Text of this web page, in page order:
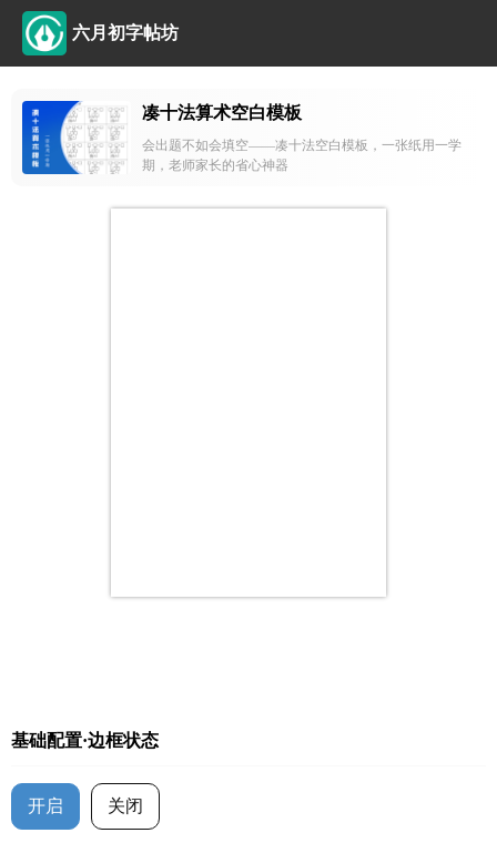
六月初字帖坊
凑十法算术空白模板
会出题不如会填空——凑十法空白模板，一张纸用一学
期，老师家长的省心神器
基础配置·边框状态
开启 关闭